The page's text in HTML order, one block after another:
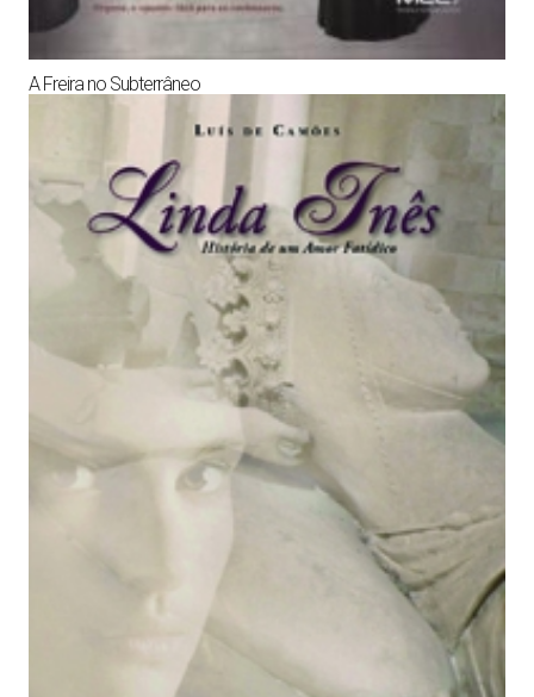
A Freira no Subterrâneo